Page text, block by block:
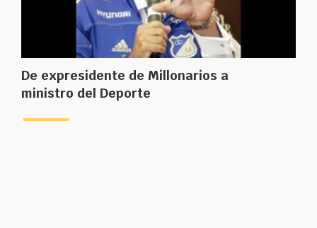
De expresidente de Millonarios a
ministro del Deporte